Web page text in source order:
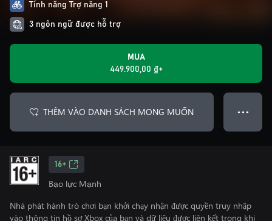
Tính năng Trợ năng 1
3 ngôn ngữ được hỗ trợ
MUA
449.900,00 ₫+
THÊM VÀO DANH SÁCH MONG MUỐN ● ● ●
16+
Bạo lực Mạnh
Nhà phát hành trò chơi bạn khởi chạy nhận được quyền truy nhập
vào thông tin hồ sơ Xbox của bạn và dữ liệu được liên kết trong khi